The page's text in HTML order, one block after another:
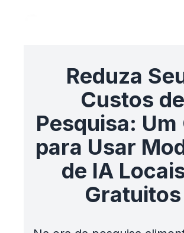
Reduza
Custos de
Pesquisa: Um
para Usar
de IA
Gratuitos